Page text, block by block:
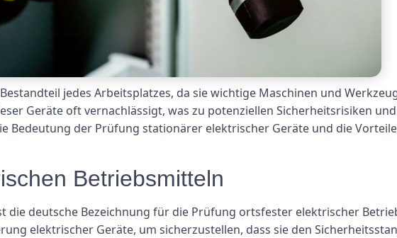
jedes Arbeitsplatzes, da sie wichtige Maschinen und
Geräte oft vernachlässigt, was zu potenziellen Sicherheitsrisiken
Bedeutung der Prüfung stationärer elektrischer Geräte und die
Betriebsmitteln
deutsche Bezeichnung für die Prüfung ortsfester elektrischer
elektrischer Geräte, um sicherzustellen, dass sie den